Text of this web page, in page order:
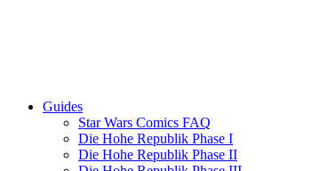
Guides
Star Wars Comics FAQ
Die Hohe Republik Phase I
Die Hohe Republik Phase II